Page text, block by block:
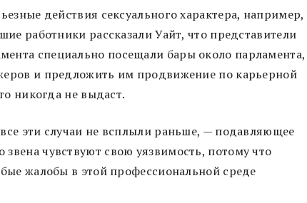
действия сексуального характера, например,
работники рассказали Уайт, что представители
специально посещали бары около парламента,
и предложить им продвижение по карьерной
никогда не выдаст.
эти случаи не всплыли раньше, — подавляющее
чувствуют свою уязвимость, потому что
жалобы в этой профессиональной среде